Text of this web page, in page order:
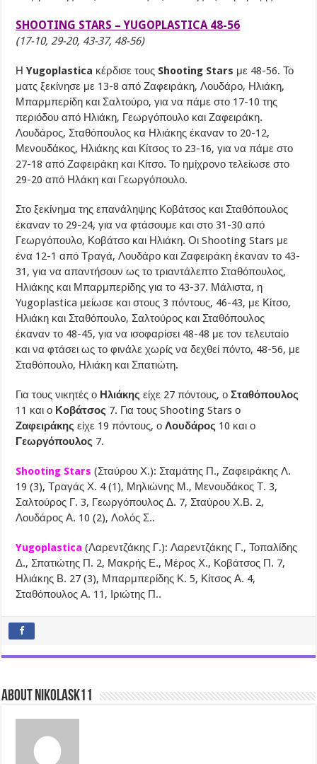
SHOOTING STARS – YUGOPLASTICA 48-56
(17-10, 29-20, 43-37, 48-56)
ΗYugoplastica κέρδισε τους Shooting Stars με 48-56. Το
ματς ξεκίνησε με 13-8 από Ζαφειράκη, Λουδάρο, Ηλιάκη,
Μπαρμπερίδη και Σαλτούρο, για να πάμε στο 17-10 της
περιόδου από Ηλιάκη, Γεωργόπουλο και Ζαφειράκη.
Λουδάρος, Σταθόπουλος κα Ηλιάκης έκαναν το 20-12,
Μενουδάκος, Ηλιάκης και Κίτσος το 23-16, για να πάμε στο
27-18 από Ζαφειράκη και Κίτσο. Το ημίχρονο τελείωσε στο
29-20 από Ηλάκη και Γεωργόπουλο.
Στο ξεκίνημα της επανάληψης Κοβάτσος και Σταθόπουλος
έκαναν το 29-24, για να φτάσουμε και στο 31-30 από
Γεωργόπουλο, Κοβάτσο και Ηλιάκη. Οι Shooting Stars με
ένα 12-1 από Τραγά, Λουδάρο και Ζαφειράκη έκαναν το 43-
31, για να απαντήσουν ως το τριαντάλεπτο Σταθόπουλος,
Ηλιάκης και Μπαρμπερίδης για το 43-37. Μάλιστα, η
Yugoplastica μείωσε και στους 3 πόντους, 46-43, με Κίτσο,
Ηλιάκη και Σταθόπουλο, Σαλτούρος και Σταθόπουλος
έκαναν το 48-45, για να ισοφαρίσει 48-48 με τον τελευταίο
και να φτάσει ως το φινάλε χωρίς να δεχθεί πόντο, 48-56, με
Σταθόπουλο, Ηλιάκη και Σπατιώτη.
Για τους νικητές ο Ηλιάκηςείχε 27 πόντους, οΣταθόπουλος
11 και ο Κοβάτσος 7. Για τους Shooting Stars ο
Ζαφειράκηςείχε 19 πόντους, οΛουδάρος 10 και ο
Γεωργόπουλος 7.
Shooting Stars (Σταύρου Χ.): Σταμάτης Π., Ζαφειράκης Λ.
19 (3), Τραγάς Χ. 4 (1), Μηλιώνης Μ., Μενουδάκος Τ. 3,
Σαλτούρος Γ. 3, Γεωργόπουλος Δ. 7, Σταύρου Χ.Β. 2,
Λουδάρος Α. 10 (2), Λολός Σ..
Yugoplastica(Λαρεντζάκης Γ.): Λαρεντζάκης Γ., Τοπαλίδης
Δ., Σπατιώτης Π. 2, Μακρής Ε., Μέρος Χ., Κοβάτσος Π. 7,
Ηλιάκης Β. 27 (3), Μπαρμπερίδης Κ. 5, Κίτσος Α. 4,
Σταθόπουλος Α. 11, Ιριώτης Π..
About nikolask11